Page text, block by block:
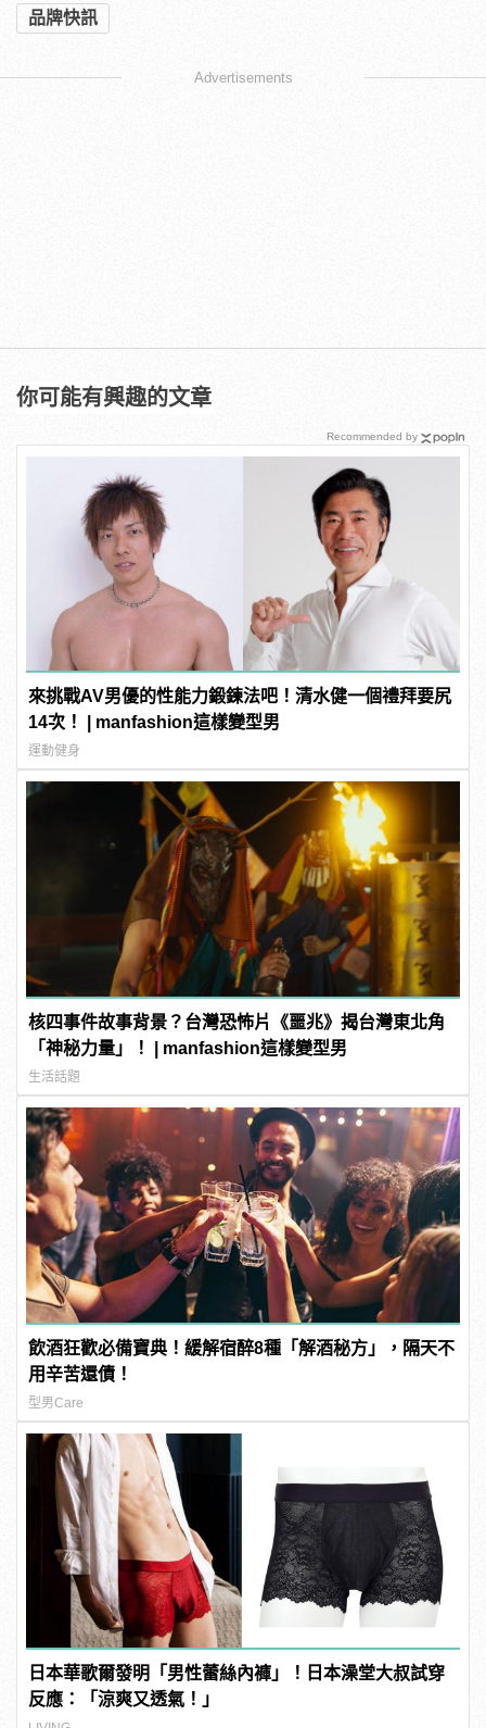
品牌快訊
Advertisements
你可能有興趣的文章
來挑戰AV男優的性能力鍛鍊法吧！清水健一個禮拜要尻
14次！ | manfashion這樣變型男
運動健身
核四事件故事背景？台灣恐怖片《噩兆》揭台灣東北角
「神秘力量」！ | manfashion這樣變型男
生活話題
飲酒狂歡必備寶典！緩解宿醉8種「解酒秘方」，隔天不
用辛苦還債！
型男Care
日本華歌爾發明「男性蕾絲內褲」！日本澡堂大叔試穿
反應：「涼爽又透氣！」
Recommended by